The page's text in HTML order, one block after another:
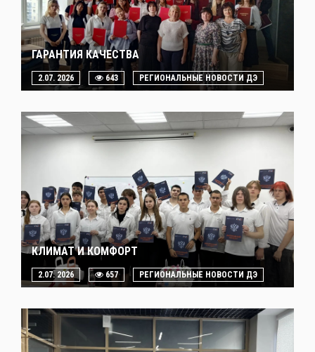
ГАРАНТИЯ КАЧЕСТВА
2.07. 2026 643 РЕГИОНАЛЬНЫЕ НОВОСТИ ДЭ
КЛИМАТ И КОМФОРТ
2.07. 2026 657 РЕГИОНАЛЬНЫЕ НОВОСТИ ДЭ